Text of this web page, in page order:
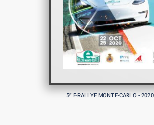
5EE-RALLYE MONTE-CARLO - 2020